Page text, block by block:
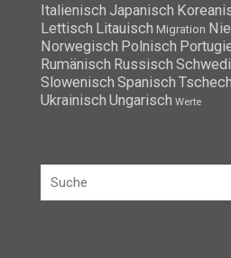
Italienisch Japanisch
Lettisch Litauisch Migration
Norwegisch Polnisch
Rumänisch Russisch
Slowenisch Spanisch
Ukrainisch Ungarisch Werte